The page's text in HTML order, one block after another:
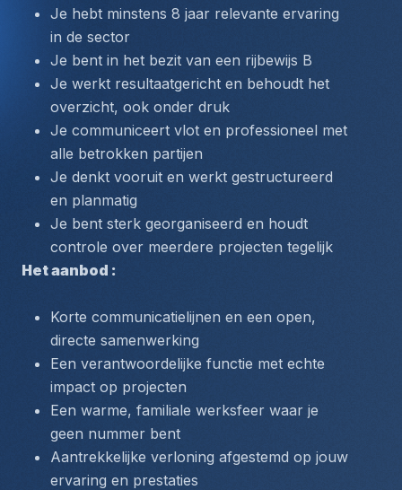
Je hebt minstens 8 jaar relevante ervaring
in de sector
Je bent in het bezit van een rijbewijs B
Je werkt resultaatgericht en behoudt het
overzicht, ook onder druk
Je communiceert vlot en professioneel met
alle betrokken partijen
Je denkt vooruit en werkt gestructureerd
en planmatig
Je bent sterk georganiseerd en houdt
controle over meerdere projecten tegelijk
Het aanbod :
Korte communicatielijnen en een open,
directe samenwerking
Een verantwoordelijke functie met echte
impact op projecten
Een warme, familiale werksfeer waar je
geen nummer bent
Aantrekkelijke verloning afgestemd op jouw
ervaring en prestaties